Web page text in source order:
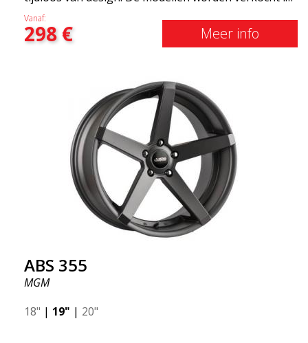
verschillende maten, waaronder 19x8.5, 19x9.5 en
20x8.5 &20x10 en 20x11. Hoe breder de velg, hoe
dieper het resultaat dat je krijgt. ABS F17 is een Flow
wat betekent dat deze een hogere kwaliteit, minder
gewicht en sterker materiaal heeft. U rijdt
comfortabeler dankzijhet onafgeveerde gewicht.
Het is de Gucci van de velgenwereld! 😍
Vanaf:
298€ Meer info
ABS 355
MGM
18" | 19" | 20"